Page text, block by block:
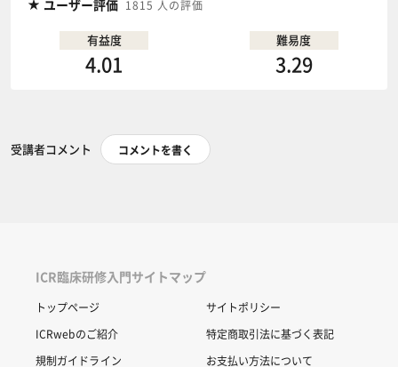
ユーザー評価 1815 人の評価
有益度
4.01
難易度
3.29
受講者コメント コメントを書く
ICR臨床研修入門サイトマップ
トップページ
ICRwebのご紹介
規制ガイドライン
サイトポリシー
特定商取引法に基づく表記
お支払い方法について